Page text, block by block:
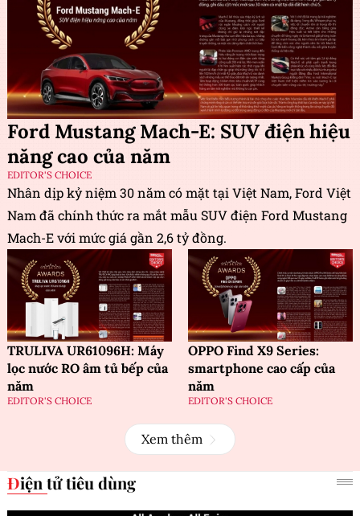
Ford Mustang Mach-E: SUV điện hiệu
năng cao của năm
EDITOR'S CHOICE
Nhân dịp kỷ niệm 30 năm có mặt tại Việt Nam, Ford Việt
Nam đã chính thức ra mắt mẫu SUV điện Ford Mustang
Mach-E với mức giá gần 2,6 tỷ đồng.
TRULIVA UR61096H: Máy
lọc nước RO âm tủ bếp của
năm
EDITOR'S CHOICE
OPPO Find X9 Series:
smartphone cao cấp của
năm
EDITOR'S CHOICE
Xem thêm
Điện tử tiêu dùng